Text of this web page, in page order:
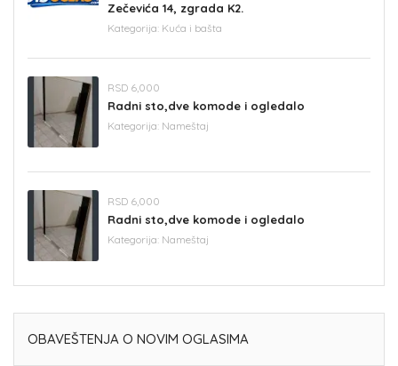
Zečevića 14, zgrada K2.
Kategorija: Kuća i bašta
RSD 6,000
Radni sto,dve komode i ogledalo
Kategorija: Nameštaj
RSD 6,000
Radni sto,dve komode i ogledalo
Kategorija: Nameštaj
OBAVEŠTENJA O NOVIM OGLASIMA